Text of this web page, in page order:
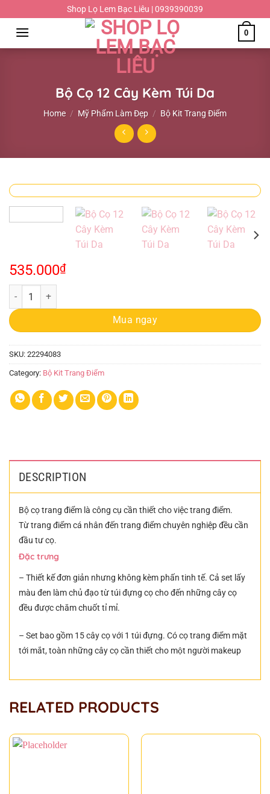
đến
dung
Shop Lọ Lem Bạc Liêu | 0939390039
0
Bộ Cọ 12 Cây Kèm Túi Da
Home / Mỹ Phẩm Làm Đẹp / Bộ Kit Trang Điểm
535.000₫
Bộ Cọ 12 Cây Kèm Túi Da quantity
Mua ngay
SKU: 22294083
Category: Bộ Kit Trang Điểm
DESCRIPTION
Bộ cọ trang điểm là công cụ cần thiết cho việc trang điểm.
Từ trang điểm cá nhân đến trang điểm chuyên nghiệp đều cần
đầu tư cọ.
Đặc trưng
– Thiết kế đơn giản nhưng không kèm phấn tinh tế. Cả set lấy
màu đen làm chủ đạo từ túi đựng cọ cho đến những cây cọ
đều được chăm chuốt tỉ mỉ.
– Set bao gồm 15 cây cọ với 1 túi đựng. Có cọ trang điểm mặt
tới mắt, toàn những cây cọ cần thiết cho một người makeup
RELATED PRODUCTS